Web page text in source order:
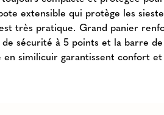
extensible qui protège les
très pratique. Grand panier
sécurité à 5 points et la barre de
similicuir garantissent confort et